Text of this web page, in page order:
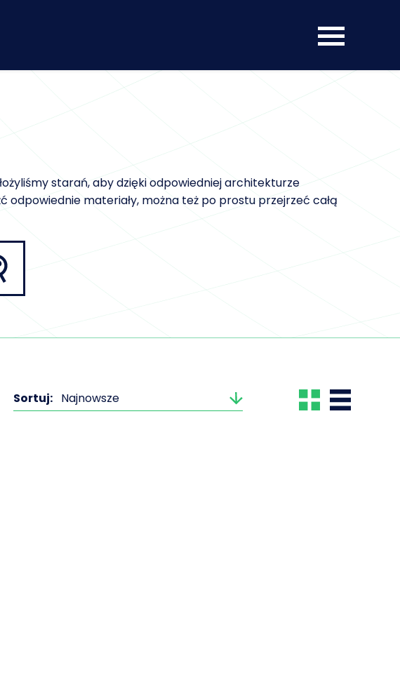
starań, aby dzięki odpowiedniej architekturze
odpowiednie materiały, można też po prostu przejrzeć całą
Sortuj: Najnowsze